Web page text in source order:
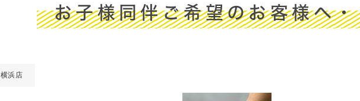
お子様同伴ご希望のお客様へ
横浜店